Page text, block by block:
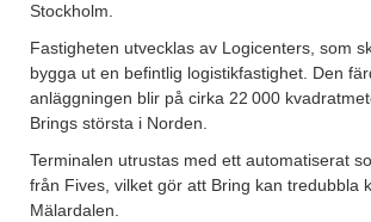
Stockholm.
Fastigheten utvecklas av Logicenters, som
bygga ut en befintlig logistikfastighet. Den
anläggningen blir på cirka 22 000
Brings största i Norden.
Terminalen utrustas med ett automatiserat
från Fives, vilket gör att Bring kan tredubbla
Mälardalen.